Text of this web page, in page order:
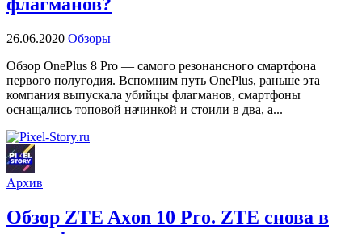
26.06.2020 Обзоры
Обзор OnePlus 8 Pro — самого резонансного смартфона
первого полугодия. Вспомним путь OnePlus, раньше эта
компания выпускала убийцы флагманов, смартфоны
оснащались топовой начинкой и стоили в два, а...
Архив
Обзор ZTE Axon 10 Pro. ZTE снова в